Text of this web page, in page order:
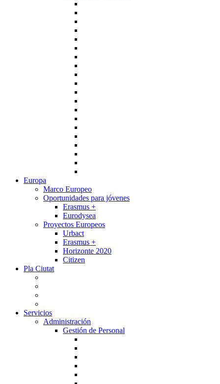
Europa
Marco Europeo
Oportunidades para jóvenes
Erasmus +
Eurodysea
Proyectos Europeos
Urbact
Erasmus +
Horizonte 2020
Citizen
Pla Ciutat
Servicios
Administración
Gestión de Personal